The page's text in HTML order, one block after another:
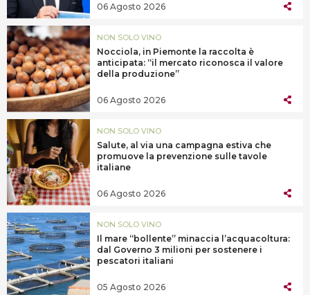
06 Agosto 2026
NON SOLO VINO
Nocciola, in Piemonte la raccolta è
anticipata: “il mercato riconosca il valore
della produzione”
06 Agosto 2026
NON SOLO VINO
Salute, al via una campagna estiva che
promuove la prevenzione sulle tavole
italiane
06 Agosto 2026
NON SOLO VINO
Il mare “bollente” minaccia l’acquacoltura:
dal Governo 3 milioni per sostenere i
pescatori italiani
05 Agosto 2026